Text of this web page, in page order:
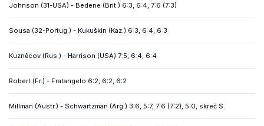
Johnson (31-USA) - Bedene (Brit.) 6:3, 6:4, 7:6 (7:3)
Sousa (32-Portug.) - Kukuškin (Kaz.) 6:3, 6:4, 6:3
Kuzněcov (Rus.) - Harrison (USA) 7:5, 6:4, 6:4
Robert (Fr.) - Fratangelo 6:2, 6:2, 6:2
Millman (Austr.) - Schwartzman (Arg.) 3:6, 5:7, 7:6 (7:2), 5:0, skreč S.